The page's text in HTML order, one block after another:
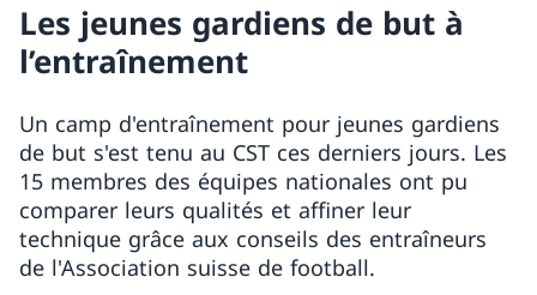
Les jeunes gardiens de but à
l’entraînement
Un camp d'entraînement pour jeunes gardiens
de but s'est tenu au CST ces derniers jours. Les
15 membres des équipes nationales ont pu
comparer leurs qualités et affiner leur
technique grâce aux conseils des entraîneurs
de l'Association suisse de football.